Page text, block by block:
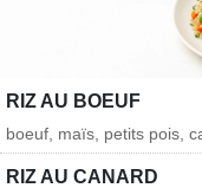
RIZ AU BOEUF
boeuf, maïs, petits pois,
RIZ AU CANARD